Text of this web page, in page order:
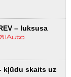
– luksusa
kļūdu skaits uz